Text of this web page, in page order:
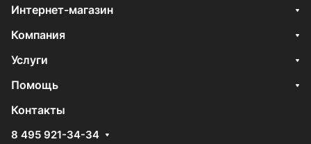
Интернет-магазин
Компания
Услуги
Помощь
Контакты
8 495 921-34-34